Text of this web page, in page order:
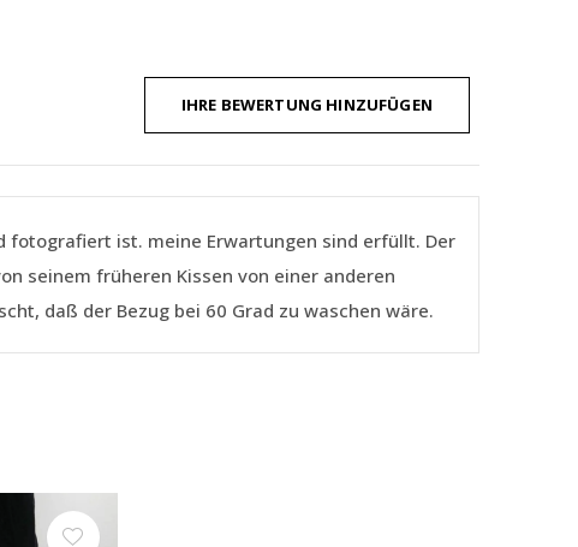
IHRE BEWERTUNG HINZUFÜGEN
fotografiert ist. meine Erwartungen sind erfüllt. Der
seinem früheren Kissen von einer anderen
daß der Bezug bei 60 Grad zu waschen wäre.